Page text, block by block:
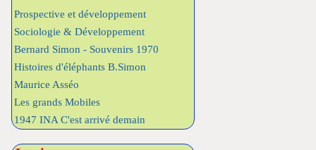
Prospective et développement
Sociologie & Développement
Bernard Simon - Souvenirs 1970
Histoires d'éléphants B.Simon
Maurice Asséo
Les grands Mobiles
1947 INA C'est arrivé demain